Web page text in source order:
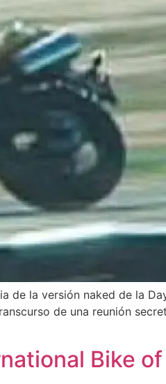
de la versión naked de la
de una reunión
Bike